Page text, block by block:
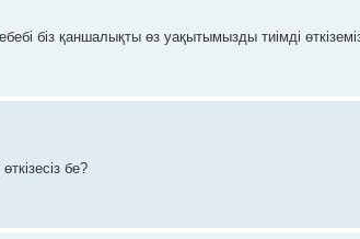
біз қаншалықты өз уақытымызды тиімді
бе?